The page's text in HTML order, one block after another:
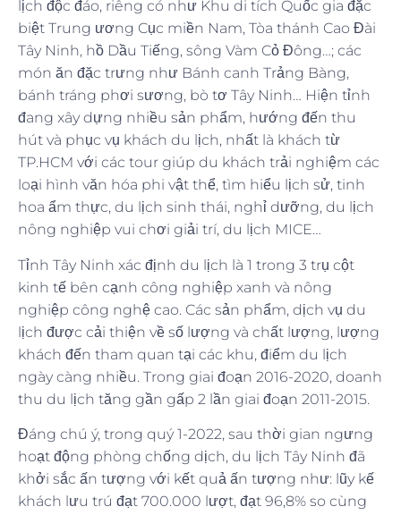
lịch độc đáo, riêng có như Khu di tích Quốc gia đặc
biệt Trung ương Cục miền Nam, Tòa thánh Cao Đài
Tây Ninh, hồ Dầu Tiếng, sông Vàm Cỏ Đông…; các
món ăn đặc trưng như Bánh canh Trảng Bàng,
bánh tráng phơi sương, bò tơ Tây Ninh… Hiện tỉnh
đang xây dựng nhiều sản phẩm, hướng đến thu
hút và phục vụ khách du lịch, nhất là khách từ
TP.HCM với các tour giúp du khách trải nghiệm các
loại hình văn hóa phi vật thể, tìm hiểu lịch sử, tinh
hoa ẩm thực, du lịch sinh thái, nghỉ dưỡng, du lịch
nông nghiệp vui chơi giải trí, du lịch MICE…
Tỉnh Tây Ninh xác định du lịch là 1 trong 3 trụ cột
kinh tế bên cạnh công nghiệp xanh và nông
nghiệp công nghệ cao. Các sản phẩm, dịch vụ du
lịch được cải thiện về số lượng và chất lượng, lượng
khách đến tham quan tại các khu, điểm du lịch
ngày càng nhiều. Trong giai đoạn 2016-2020, doanh
thu du lịch tăng gần gấp 2 lần giai đoạn 2011-2015.
Đáng chú ý, trong quý 1-2022, sau thời gian ngưng
hoạt động phòng chống dịch, du lịch Tây Ninh đã
khởi sắc ấn tượng với kết quả ấn tượng như: lũy kế
khách lưu trú đạt 700.000 lượt, đạt 96,8% so cùng